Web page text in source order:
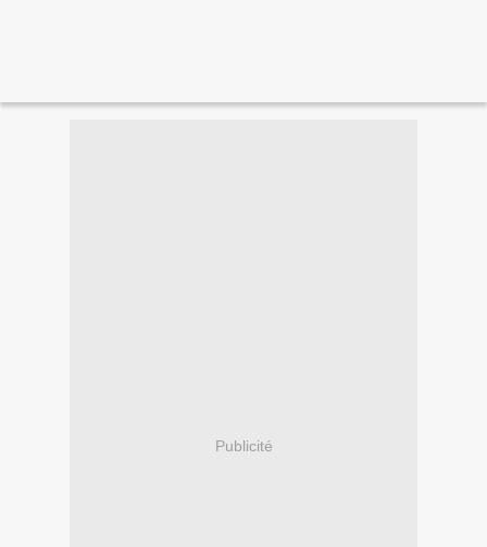
Publicité